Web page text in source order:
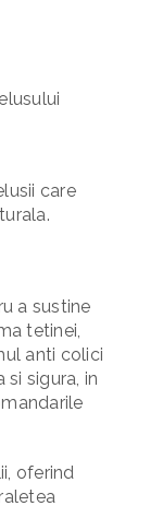
care
a sustine
tetinei,
anti colici
sigura, in
oferind